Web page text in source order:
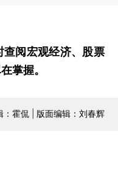
查阅宏观经济、股票
掌握。
：霍侃 | 版面编辑：刘春辉